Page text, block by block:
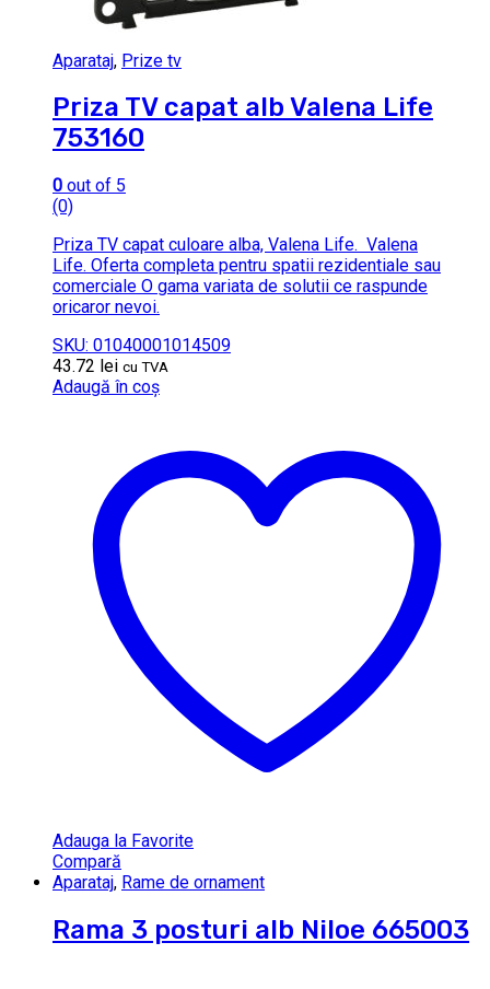
Aparataj, Prize tv
Priza TV capat alb Valena Life
753160
0 out of 5
(0)
Priza TV capat culoare alba, Valena Life. Valena
Life. Oferta completa pentru spatii rezidentiale sau
comerciale O gama variata de solutii ce raspunde
oricaror nevoi.
SKU: 01040001014509
43.72 lei cu TVA
Adaugă în coș
Adauga la Favorite
Compară
Aparataj, Rame de ornament
Rama 3 posturi alb Niloe 665003